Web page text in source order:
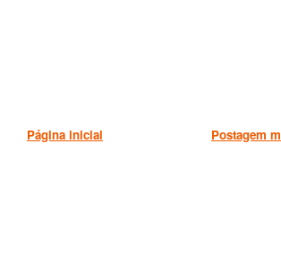
Postagem
Página inicial